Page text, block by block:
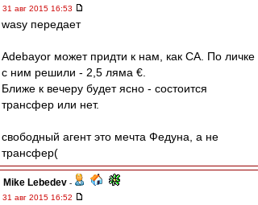
31 авг 2015 16:53
wasy передает
Adebayor может придти к нам, как СА. По личке
с ним решили - 2,5 ляма €.
Ближе к вечеру будет ясно - состоится
трансфер или нет.
свободный агент это мечта Федуна, а не
трансфер(
Mike Lebedev -
31 авг 2015 16:52